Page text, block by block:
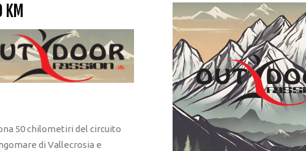
KM
50 chilometiri del circuito
di Vallecrosia e